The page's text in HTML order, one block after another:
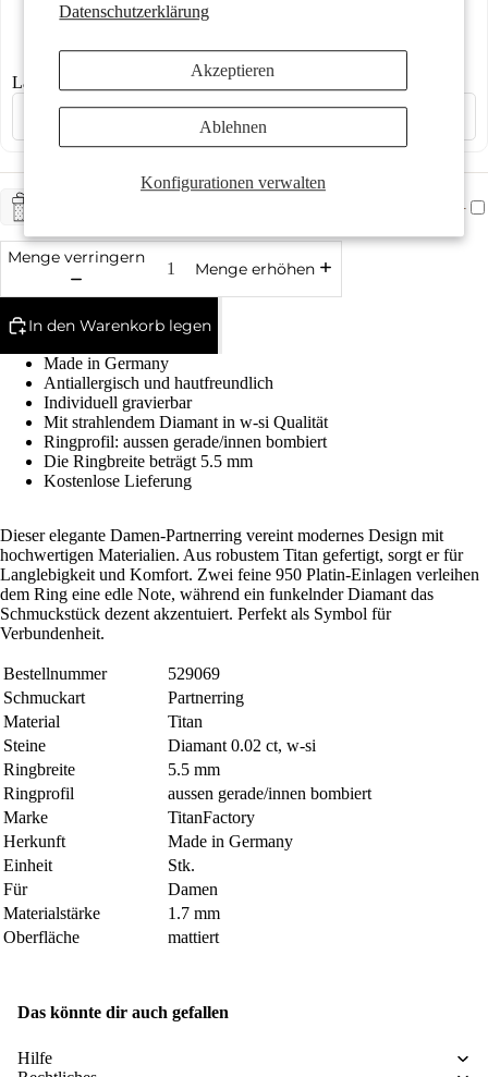
Datenschutzerklärung
Konfigurationen verwalten
Akzeptieren
Ablehnen
€0,00
€0,00
Lasergravur
+ CHF 5.-
Menge verringern
Menge erhöhen
In den Warenkorb legen
Made in Germany
Antiallergisch und hautfreundlich
Individuell gravierbar
Mit strahlendem Diamant in w-si Qualität
Ringprofil: aussen gerade/innen bombiert
Die Ringbreite beträgt 5.5 mm
Kostenlose Lieferung
Dieser elegante Damen-Partnerring vereint modernes Design mit
hochwertigen Materialien. Aus robustem Titan gefertigt, sorgt er für
Langlebigkeit und Komfort. Zwei feine 950 Platin-Einlagen verleihen
dem Ring eine edle Note, während ein funkelnder Diamant das
Schmuckstück dezent akzentuiert. Perfekt als Symbol für
Verbundenheit.
Bestellnummer
529069
Schmuckart
Partnerring
Material
Titan
Steine
Diamant 0.02 ct, w-si
Ringbreite
5.5 mm
Ringprofil
aussen gerade/innen bombiert
Marke
TitanFactory
Herkunft
Made in Germany
Einheit
Stk.
Für
Damen
Materialstärke
1.7 mm
Oberfläche
mattiert
Das könnte dir auch gefallen
Hilfe